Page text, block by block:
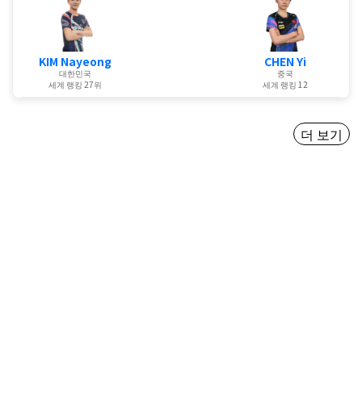
KIM Nayeong
대한민국
세계 랭킹 27위
CHEN Yi
중국
세계 랭킹 12
더 보기